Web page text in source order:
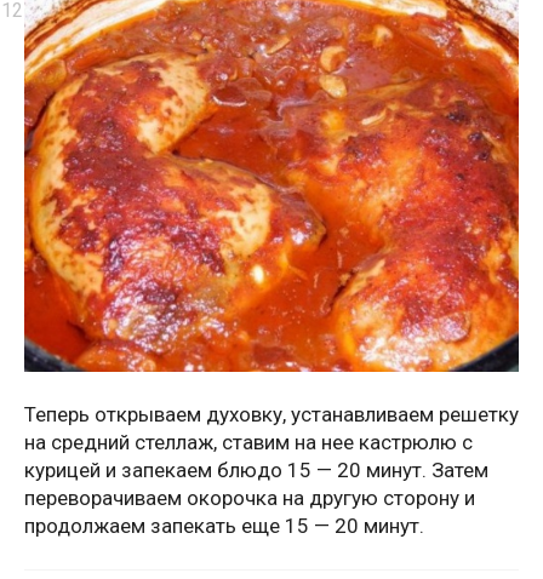
Теперь открываем духовку, устанавливаем решетку
на средний стеллаж, ставим на нее кастрюлю с
курицей и запекаем блюдо 15 — 20 минут. Затем
переворачиваем окорочка на другую сторону и
продолжаем запекать еще 15 — 20 минут.